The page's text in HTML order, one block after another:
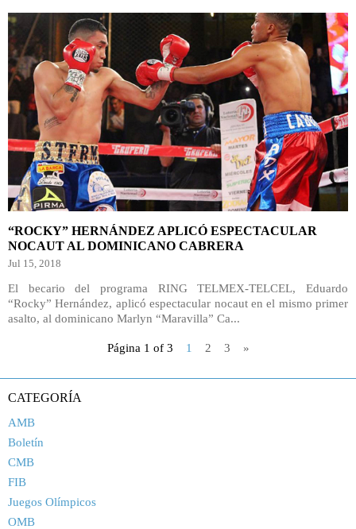
“ROCKY” HERNÁNDEZ APLICÓ ESPECTACULAR
NOCAUT AL DOMINICANO CABRERA
Jul 15, 2018
El becario del programa RING TELMEX-TELCEL, Eduardo
“Rocky” Hernández, aplicó espectacular nocaut en el mismo primer
asalto, al dominicano Marlyn “Maravilla” Ca...
Página 1 of 3 1 2 3 »
CATEGORÍA
AMB
Boletín
CMB
FIB
Juegos Olímpicos
OMB